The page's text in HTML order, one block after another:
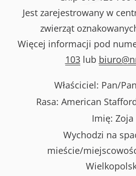
Jest zarejestrowany w
zwierząt
Więcej informacji pod
103lub
Właściciel: Pan/
Rasa: American
Imię: Zoja
Wychodzi na
mieście/